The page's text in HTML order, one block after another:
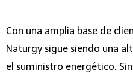
Con una amplia base de
Naturgy sigue siendo una
el suministro energético.